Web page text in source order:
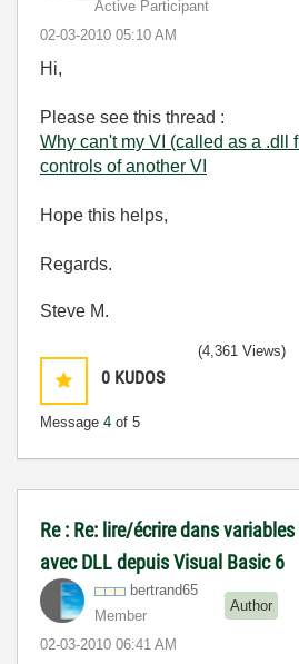
Active Participant
‎02-03-2010 05:10 AM
Hi,
Please see this thread :
Why can't my VI (called as a .dll
controls of another VI
Hope this helps,
Regards.
Steve M.
0 KUDOS
Message 4 of 5
(4,361 Views)
Re : Re: lire/écrire dans
avec DLL depuis Visual Basic 6
bertrand65
Member
Author
‎02-03-2010 06:41 AM